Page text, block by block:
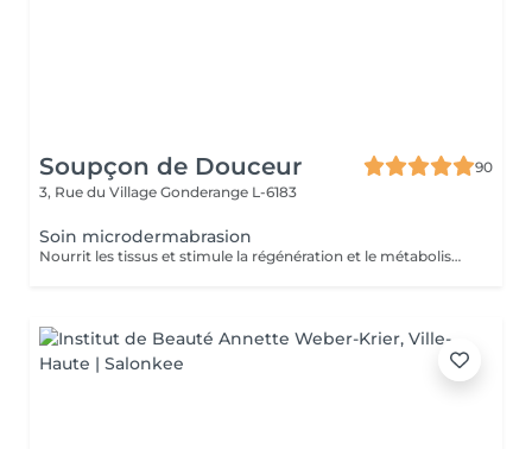
Soupçon de Douceur
90
3, Rue du Village Gonderange L-6183
Soin microdermabrasion
Nourrit les tissus et stimule la régénération et le métabolisme cellulaire